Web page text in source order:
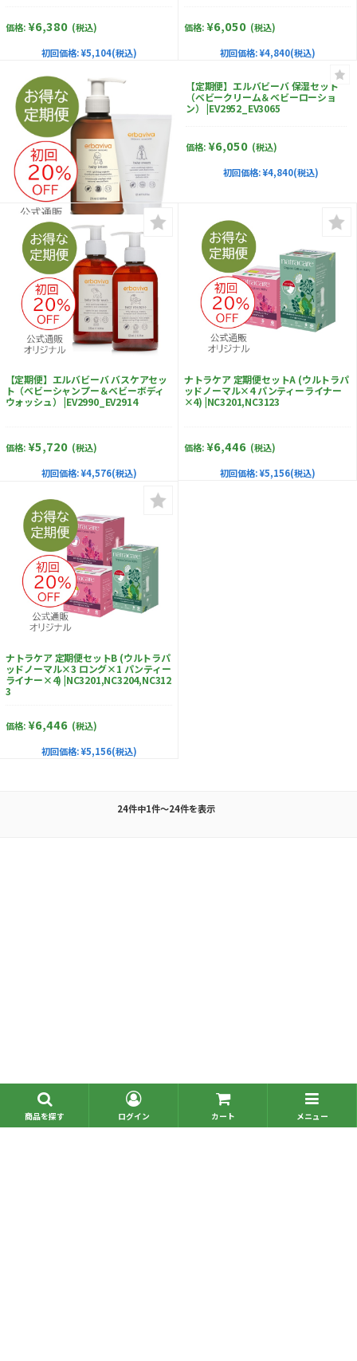
価格: ¥6,380 (税込)
初回価格: ¥5,104(税込)
価格: ¥6,050 (税込)
初回価格: ¥4,840(税込)
【定期便】エルバビーバ 保湿セット
（ベビークリーム＆ベビーローショ
ン） |EV2952_EV3065
価格:¥6,050 (税込)
初回価格: ¥4,840(税込)
【定期便】エルバビーバ バスケアセッ
ト（ベビーシャンプー＆ベビーボディ
ウォッシュ） |EV2990_EV2914
価格: ¥5,720 (税込)
初回価格: ¥4,576(税込)
ナトラケア 定期便セットA (ウルトラパ
ッドノーマル×4 パンティーライナー
×4) |NC3201,NC3123
価格: ¥6,446 (税込)
初回価格: ¥5,156(税込)
ナトラケア 定期便セットB (ウルトラパ
ッドノーマル×3 ロング×1 パンティー
ライナー×4) |NC3201,NC3204,NC312
3
価格: ¥6,446 (税込)
初回価格: ¥5,156(税込)
24件中1件～24件を表示